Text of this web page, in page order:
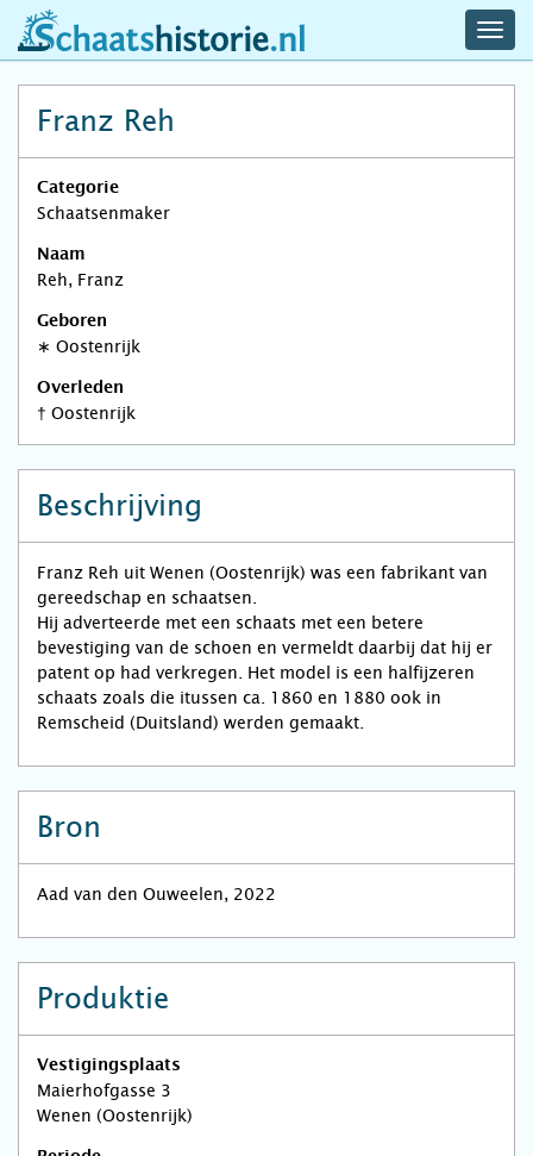
schaatshistorie.nl
Franz Reh
Categorie
Schaatsenmaker
Naam
Reh, Franz
Geboren
∗ Oostenrijk
Overleden
† Oostenrijk
Beschrijving
Franz Reh uit Wenen (Oostenrijk) was een fabrikant van
gereedschap en schaatsen.
Hij adverteerde met een schaats met een betere
bevestiging van de schoen en vermeldt daarbij dat hij er
patent op had verkregen. Het model is een halfijzeren
schaats zoals die itussen ca. 1860 en 1880 ook in
Remscheid (Duitsland) werden gemaakt.
Bron
Aad van den Ouweelen, 2022
Produktie
Vestigingsplaats
Maierhofgasse 3
Wenen (Oostenrijk)